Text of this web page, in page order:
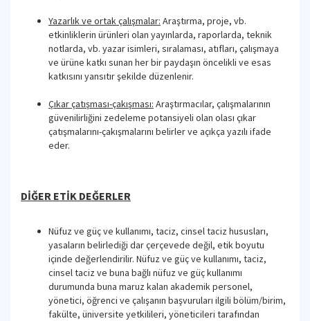
Yazarlık ve ortak çalışmalar: Araştırma, proje, vb.
etkinliklerin ürünleri olan yayınlarda, raporlarda, teknik
notlarda, vb. yazar isimleri, sıralaması, atıfları, çalışmaya
ve ürüne katkı sunan her bir paydaşın öncelikli ve esas
katkısını yansıtır şekilde düzenlenir.
Çıkar çatışması-çakışması: Araştırmacılar, çalışmalarının
güvenilirliğini zedeleme potansiyeli olan olası çıkar
çatışmalarını-çakışmalarını belirler ve açıkça yazılı ifade
eder.
DİĞER ETİK DEĞERLER
Nüfuz ve güç ve kullanımı, taciz, cinsel taciz hususları,
yasaların belirlediği dar çerçevede değil, etik boyutu
içinde değerlendirilir. Nüfuz ve güç ve kullanımı, taciz,
cinsel taciz ve buna bağlı nüfuz ve güç kullanımı
durumunda buna maruz kalan akademik personel,
yönetici, öğrenci ve çalışanın başvuruları ilgili bölüm/birim,
fakülte, üniversite yetkilileri, yöneticileri tarafından